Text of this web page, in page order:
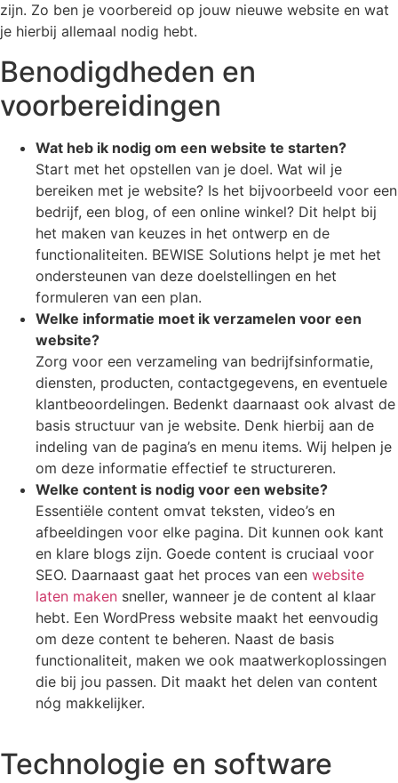
zijn. Zo ben je voorbereid op jouw nieuwe website en wat
je hierbij allemaal nodig hebt.
Benodigdheden en
voorbereidingen
Wat heb ik nodig om een website te starten?
Start met het opstellen van je doel. Wat wil je
bereiken met je website? Is het bijvoorbeeld voor een
bedrijf, een blog, of een online winkel? Dit helpt bij
het maken van keuzes in het ontwerp en de
functionaliteiten. BEWISE Solutions helpt je met het
ondersteunen van deze doelstellingen en het
formuleren van een plan.
Welke informatie moet ik verzamelen voor een
website?
Zorg voor een verzameling van bedrijfsinformatie,
diensten, producten, contactgegevens, en eventuele
klantbeoordelingen. Bedenkt daarnaast ook alvast de
basis structuur van je website. Denk hierbij aan de
indeling van de pagina’s en menu items. Wij helpen je
om deze informatie effectief te structureren.
Welke content is nodig voor een website?
Essentiële content omvat teksten, video’s en
afbeeldingen voor elke pagina. Dit kunnen ook kant
en klare blogs zijn. Goede content is cruciaal voor
SEO. Daarnaast gaat het proces van een website
laten maken sneller, wanneer je de content al klaar
hebt. Een WordPress website maakt het eenvoudig
om deze content te beheren. Naast de basis
functionaliteit, maken we ook maatwerkoplossingen
die bij jou passen. Dit maakt het delen van content
nóg makkelijker.
Technologie en software